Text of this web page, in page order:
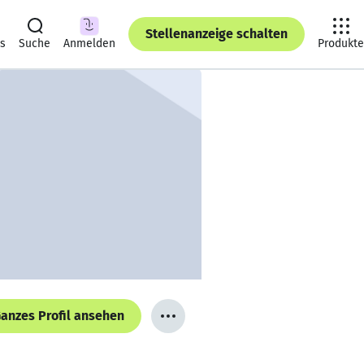
Suche Anmelden
Stellenanzeige schalten
Produkte
Profil ansehen